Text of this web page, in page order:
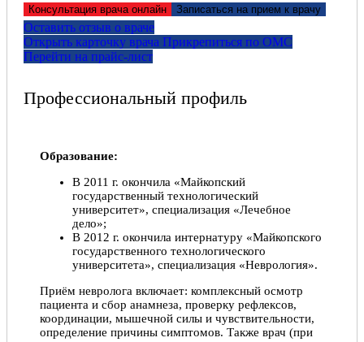
Консультация врача онлайн Записаться на прием к врачу
Оставить отзыв о враче
Открыть карточку врача Прикрепитьcя по ОМС
Перейти на прайс-лист
Профессиональный профиль
Образование:
В 2011 г. окончила «Майкопский
государственный технологический
университет», специализация «Лечебное
дело»;
В 2012 г. окончила интернатуру «Майкопского
государственного технологического
университета», специализация «Неврология».
Приём невролога включает: комплексный осмотр
пациента и сбор анамнеза, проверку рефлексов,
координации, мышечной силы и чувствительности,
определение причины симптомов. Также врач (при